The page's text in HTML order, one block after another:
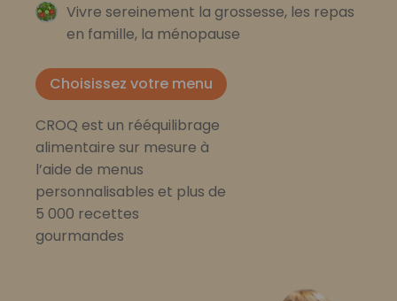
Vivre sereinement la grossesse, les repas
en famille, la ménopause
Choisissez votre menu
CROQ est un rééquilibrage
alimentaire sur mesure à
l’aide de menus
personnalisables et plus de
5 000 recettes
gourmandes